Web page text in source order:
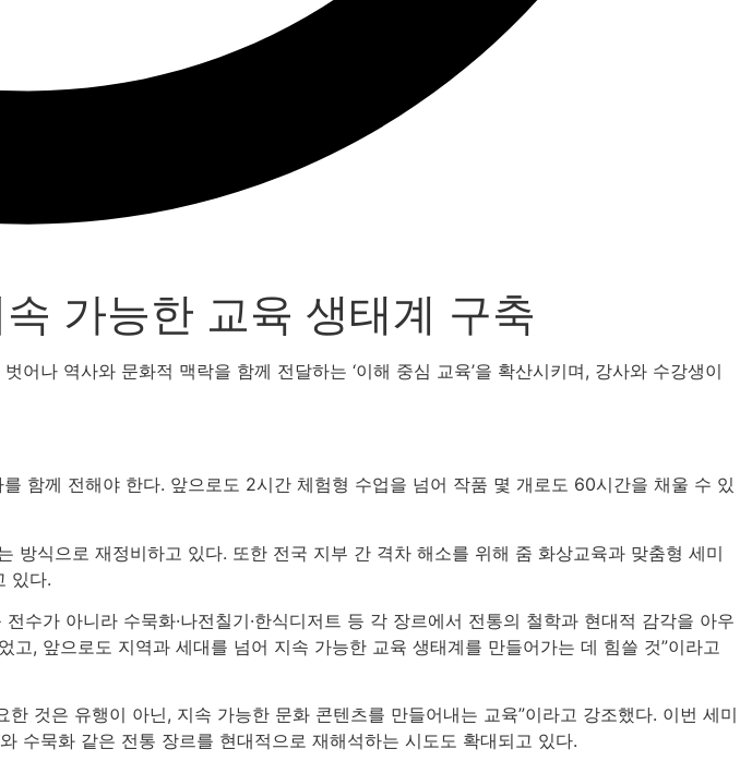
가능한 교육 생태계 구축
나 역사와 문화적 맥락을 함께 전달하는 ‘이해 중심 교육’을 확산시키며, 강사와 수강생이
함께 전해야 한다. 앞으로도 2시간 체험형 수업을 넘어 작품 몇 개로도 60시간을 채울 수 있
식으로 재정비하고 있다. 또한 전국 지부 간 격차 해소를 위해 줌 화상교육과 맞춤형 세미
있다.
수가 아니라 수묵화·나전칠기·한식디저트 등 각 장르에서 전통의 철학과 현대적 감각을 아우
, 앞으로도 지역과 세대를 넘어 지속 가능한 교육 생태계를 만들어가는 데 힘쓸 것”이라고
것은 유행이 아닌, 지속 가능한 문화 콘텐츠를 만들어내는 교육”이라고 강조했다. 이번 세미
수묵화 같은 전통 장르를 현대적으로 재해석하는 시도도 확대되고 있다.